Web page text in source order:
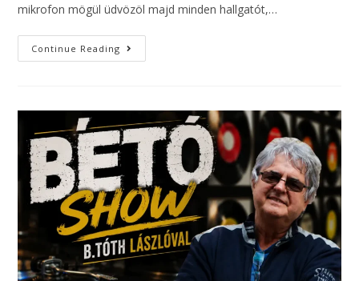
mikrofon mögül üdvözöl majd minden hallgatót,…
Continue Reading